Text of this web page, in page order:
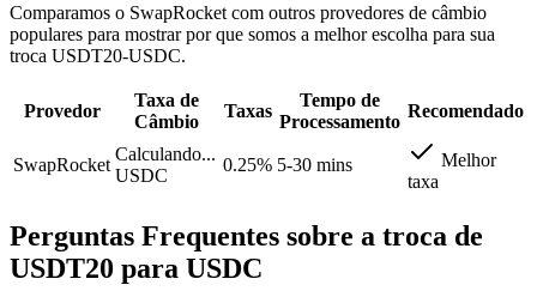
Comparamos o SwapRocket com outros provedores de câmbio
populares para mostrar por que somos a melhor escolha para sua
troca USDT20-USDC.
Provedor
Taxa de
Câmbio
Taxas
Tempo de
Processamento
Recomendado
SwapRocket
Calculando...
USDC
0.25% 5-30 mins
Melhor
taxa
Perguntas Frequentes sobre a troca de
USDT20 para USDC